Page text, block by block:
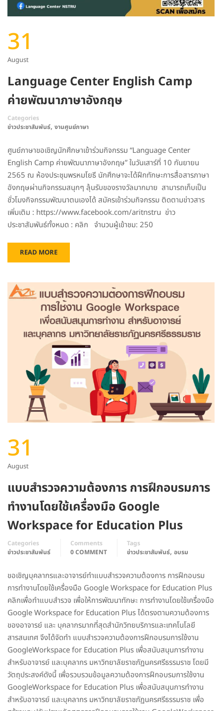
31
August
Language Center English Camp
ค่ายพัฒนาภาษาอังกฤษ
Categories
ข่าวประชาสัมพันธ์, งานศูนย์ภาษา
ศูนย์ภาษาขอเชิญนักศึกษาเข้าร่วมกิจกรรม “Language Center
English Camp ค่ายพัฒนาภาษาอังกฤษ” ในวันเสาร์ที่ 10 กันยายน
2565 ณ ห้องประชุมพรหมโยธี นักศึกษาจะได้ฝึกทักษะการสื่อสารภาษา
อังกฤษผ่านกิจกรรมสนุกๆ ลุ้นรับของรางวัลมากมาย สามารถเก็บเป็น
ชั่วโมงกิจกรรมพัฒนาตนเองได้ สมัครเข้าร่วมกิจกรรม ติดตามข่าวสาร
เพิ่มเติม : https://www.facebook.com/aritnstru ข่าว
ประชาสัมพันธ์ทั้งหมด : คลิก จำนวนผู้เข้าชม: 250
READ MORE
31
August
แบบสำรวจความต้องการ การฝึกอบรมการ
ทำงานโดยใช้เครื่องมือ Google
Workspace for Education Plus
Categories
ข่าวประชาสัมพันธ์
Comments
0 COMMENT
Tags
ข่าวประชาสัมพันธ์, อบรม
ขอเชิญบุคลากรและอาจารย์ทำแบบสำรวจความต้องการ การฝึกอบรม
การทำงานโดยใช้เครื่องมือ Google Workspace for Education Plus
คลิกเพื่อทำแบบสำรวจ เพื่อให้การพัฒนาทักษะ การทำงานโดยใช้เครื่องมือ
Google Workspace for Education Plus ได้ตรงตามความต้องการ
ของอาจารย์ และ บุคลากรมากที่สุดสำนักวิทยบริการและเทคโนโลยี
สารสนเทศ จึงได้จัดทำ แบบสำรวจความต้องการฝึกอบรมการใช้งาน
GoogleWorkspace for Education Plus เพื่อสนับสนุนการทำงาน
สำหรับอาจารย์ และบุคลากร มหาวิทยาลัยราชภัฏนครศรีธรรมราช โดยมี
วัตถุประสงค์ดังนี้ เพื่อรวบรวมข้อมูลความต้องการฝึกอบรมการใช้งาน
GoogleWorkspace for Education Plus เพื่อสนับสนุนการทำงาน
สำหรับอาจารย์ และบุคลากร มหาวิทยาลัยราชภัฏนครศรีธรรมราช เพื่อ